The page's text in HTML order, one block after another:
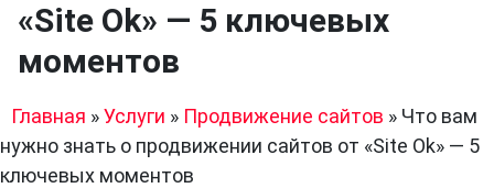
«Site Ok» — 5 ключевых
моментов
Главная »Услуги » Продвижение сайтов » Что вам
нужно знать о продвижении сайтов от «Site Ok» — 5
ключевых моментов